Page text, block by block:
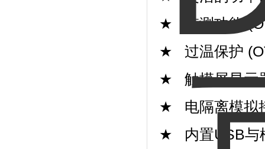
★
监测功能
★
过温保护
★
触摸屏显示
★
电隔离模拟
★
内置USB与